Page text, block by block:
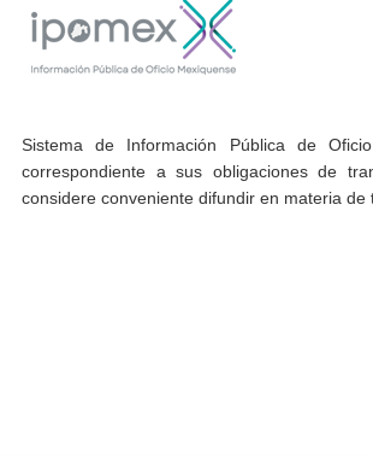
Sistema de Información Pública de
correspondiente a sus obligaciones de
considere conveniente difundir en materia